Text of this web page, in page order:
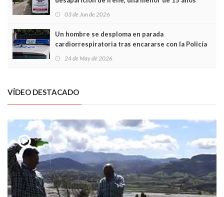
03 de Jun de 2026
Un hombre se desploma en parada
cardiorrespiratoria tras encararse con la Policía
Local en Luanco
24 de May de 2026
VÍDEO DESTACADO